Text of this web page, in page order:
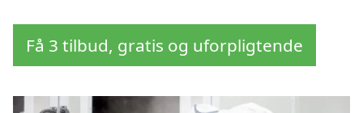
Få 3 tilbud, gratis og uforpligtende